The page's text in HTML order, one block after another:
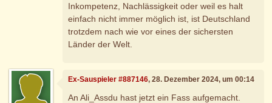
Inkompetenz, Nachlässigkeit oder weil es halt
einfach nicht immer möglich ist, ist Deutschland
trotzdem nach wie vor eines der sichersten
Länder der Welt.
Ex-Sauspieler #887146, 28. Dezember 2024, um 00:14
An Ali_Assdu hast jetzt ein Fass aufgemacht.